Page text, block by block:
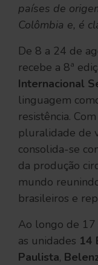
países de
Colômbia e, é
De 8 a 24 de
recebe a 8ª
Internacional
linguagem
resistência.
pluralidade de
consolida-se
da produção
mundo
brasileiros e
Ao longo de 17
as unidades 14
Paulista,